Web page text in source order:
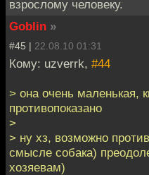
взрослому человеку.
Goblin »
#45 | 22.08.10 01:31
Кому: uzverrk, #44
> она очень маленькая,
противопоказано
>
> ну хз, возможно
смысле собака)
хозяевам)